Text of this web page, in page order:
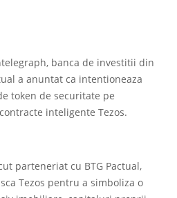
banca de investitii din
a anuntat ca intentioneaza
token de securitate pe
inteligente Tezos.
parteneriat cu BTG Pactual,
Tezos pentru a simboliza o